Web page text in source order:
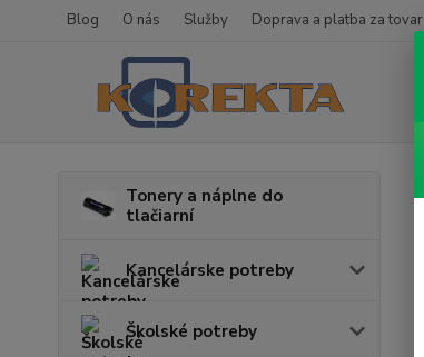
Blog O nás Služby Doprava a platba za tovar
Tonery a náplne do
tlačiarní
Kancelárske potreby
Školské potreby